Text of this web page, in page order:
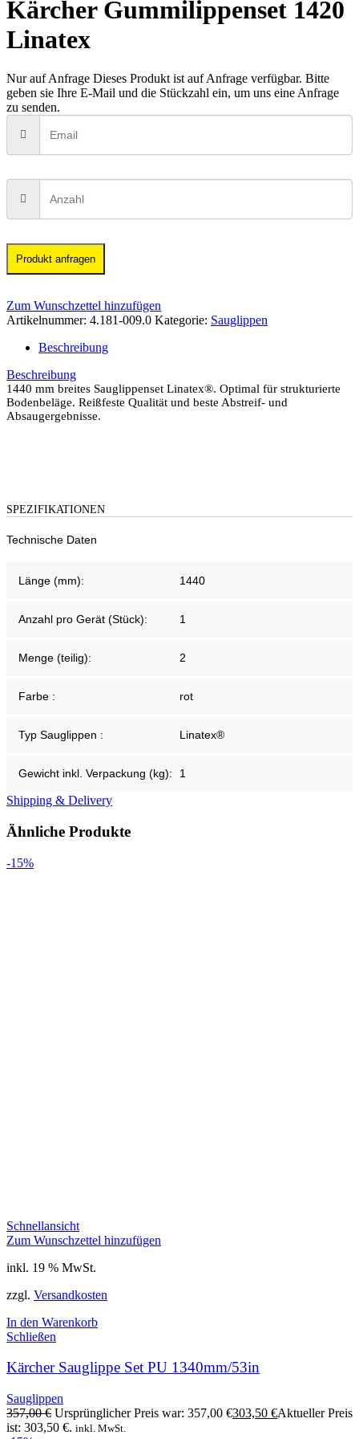
Kärcher Gummilippenset 1420
Linatex
Nur auf Anfrage Dieses Produkt ist auf Anfrage verfügbar. Bitte
geben sie Ihre E-Mail und die Stückzahl ein, um uns eine Anfrage
zu senden.
Produkt anfragen
Zum Wunschzettel hinzufügen
Artikelnummer: 4.181-009.0 Kategorie: Sauglippen
Beschreibung
Beschreibung
1440 mm breites Sauglippenset Linatex®. Optimal für strukturierte
Bodenbeläge. Reißfeste Qualität und beste Abstreif- und
Absaugergebnisse.
SPEZIFIKATIONEN
Technische Daten
Länge (mm): 1440
Anzahl pro Gerät (Stück): 1
Menge (teilig): 2
Farbe : rot
Typ Sauglippen : Linatex®
Gewicht inkl. Verpackung (kg): 1
Shipping & Delivery
Ähnliche Produkte
-15%
Schnellansicht
Zum Wunschzettel hinzufügen
inkl. 19 % MwSt.
zzgl. Versandkosten
In den Warenkorb
Schließen
Kärcher Sauglippe Set PU 1340mm/53in
Sauglippen
357,00€ Ursprünglicher Preis war: 357,00 €303,50 €Aktueller Preis
ist: 303,50 €. inkl. MwSt.